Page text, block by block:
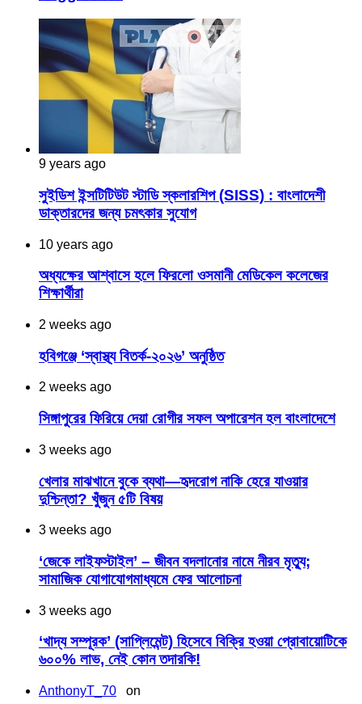
9 years ago
সুইডিশ ইন্সটিটিউট স্টাডি স্কলারশিপ (SISS) : বাংলাদেশী
ডাক্তারদের জন্য চমৎকার সুযোগ
10 years ago
অধ্যক্ষের আশ্বাসে হলে ফিরলো ওসমানী মেডিকেল কলেজের
শিক্ষার্থীরা
2 weeks ago
হবিগঞ্জে ‘স্বাস্থ্য বিতর্ক-২০২৬’ অনুষ্ঠিত
2 weeks ago
সিঙ্গাপুরের ফিরিয়ে দেয়া রোগীর সফল অপারেশন হল বাংলাদেশে
3 weeks ago
খেলার মাঝখানে বুকে ব্যথা—হৃদরোগ নাকি হেরে যাওয়ার
দুশ্চিন্তা? খুঁজুন ৫টি বিষয়
3 weeks ago
‘জেকে লাইফস্টাইল’ – জীবন বদলানোর নামে নীরব মৃত্যু;
সামাজিক যোগাযোগমাধ্যমে ফের আলোচনা
3 weeks ago
‘খাদ্য সম্পূরক’ (সাপ্লিমেন্ট) হিসেবে বিক্রি হওয়া প্রোবায়োটিকে
৬০০% লাভ, নেই কোন তদারকি!
AnthonyT_70 on